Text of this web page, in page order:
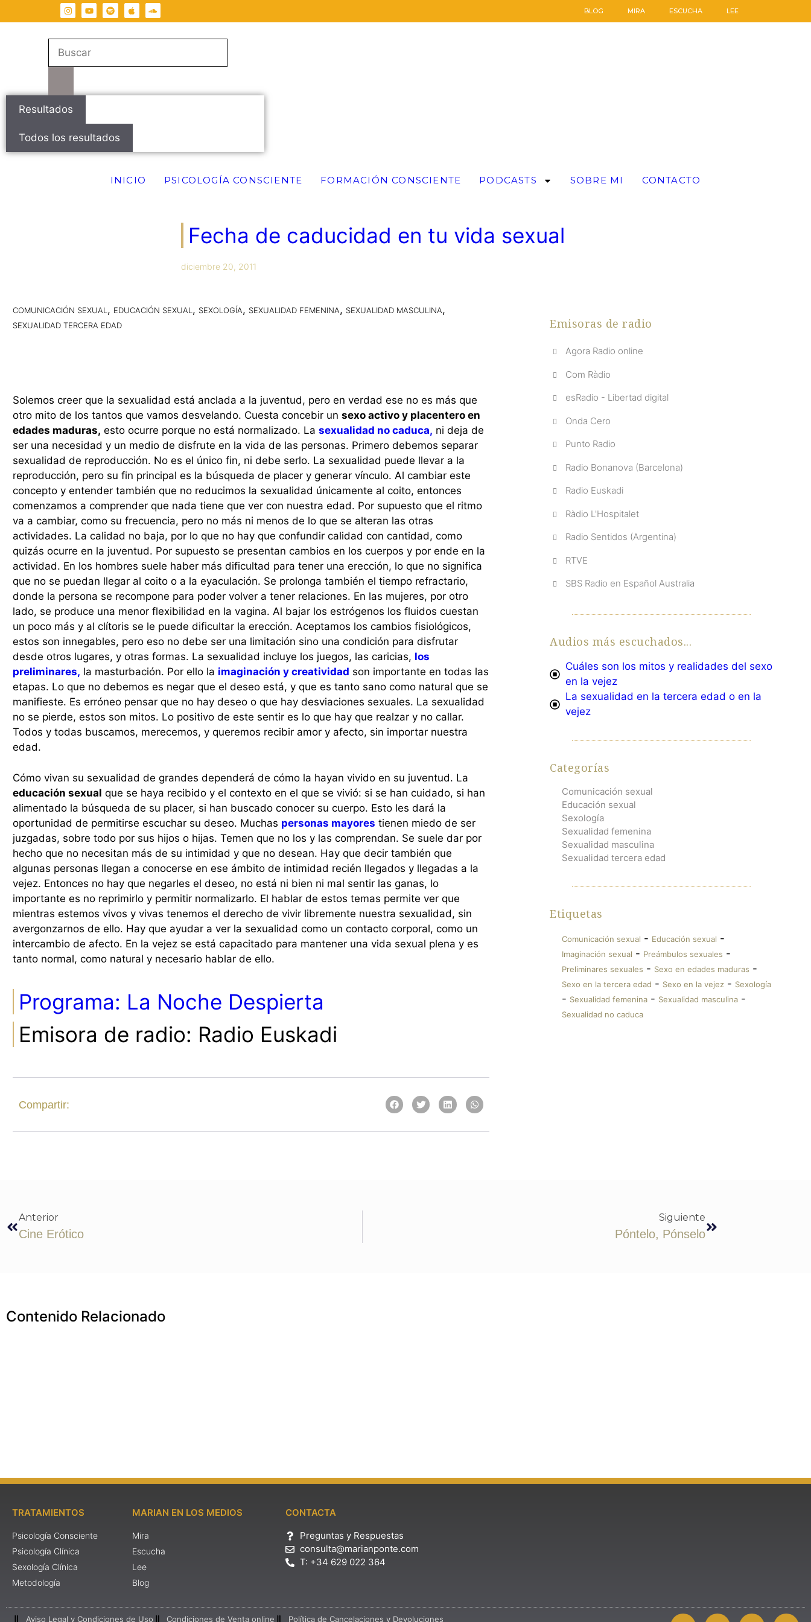
BLOG MIRA ESCUCHA LEE
Resultados
Todos los resultados
INICIO PSICOLOGÍA CONSCIENTE FORMACIÓN CONSCIENTE PODCASTS SOBRE MI CONTACTO
Fecha de caducidad en tu vida sexual
diciembre 20, 2011
COMUNICACIÓN SEXUAL , EDUCACIÓN SEXUAL , SEXOLOGÍA, SEXUALIDAD FEMENINA, SEXUALIDAD MASCULINA,
SEXUALIDAD TERCERA EDAD
Solemos creer que la sexualidad está anclada a la juventud, pero en verdad ese no es más que
otro mito de los tantos que vamos desvelando. Cuesta concebir un sexo activo y placentero en
edades maduras, esto ocurre porque no está normalizado. La sexualidad no caduca, ni deja de
ser una necesidad y un medio de disfrute en la vida de las personas. Primero debemos separar
sexualidad de reproducción. No es el único fin, ni debe serlo. La sexualidad puede llevar a la
reproducción, pero su fin principal es la búsqueda de placer y generar vínculo. Al cambiar este
concepto y entender también que no reducimos la sexualidad únicamente al coito, entonces
comenzamos a comprender que nada tiene que ver con nuestra edad. Por supuesto que el ritmo
va a cambiar, como su frecuencia, pero no más ni menos de lo que se alteran las otras
actividades. La calidad no baja, por lo que no hay que confundir calidad con cantidad, como
quizás ocurre en la juventud. Por supuesto se presentan cambios en los cuerpos y por ende en la
actividad. En los hombres suele haber más dificultad para tener una erección, lo que no significa
que no se puedan llegar al coito o a la eyaculación. Se prolonga también el tiempo refractario,
donde la persona se recompone para poder volver a tener relaciones. En las mujeres, por otro
lado, se produce una menor flexibilidad en la vagina. Al bajar los estrógenos los fluidos cuestan
un poco más y al clítoris se le puede dificultar la erección. Aceptamos los cambios fisiológicos,
estos son innegables, pero eso no debe ser una limitación sino una condición para disfrutar
desde otros lugares, y otras formas. La sexualidad incluye los juegos, las caricias, los
preliminares, la masturbación. Por ello la imaginación y creatividad son importante en todas las
etapas. Lo que no debemos es negar que el deseo está, y que es tanto sano como natural que se
manifieste. Es erróneo pensar que no hay deseo o que hay desviaciones sexuales. La sexualidad
no se pierde, estos son mitos. Lo positivo de este sentir es lo que hay que realzar y no callar.
Todos y todas buscamos, merecemos, y queremos recibir amor y afecto, sin importar nuestra
edad.
Cómo vivan su sexualidad de grandes dependerá de cómo la hayan vivido en su juventud. La
educación sexual que se haya recibido y el contexto en el que se vivió: si se han cuidado, si han
alimentado la búsqueda de su placer, si han buscado conocer su cuerpo. Esto les dará la
oportunidad de permitirse escuchar su deseo. Muchas personas mayores tienen miedo de ser
juzgadas, sobre todo por sus hijos o hijas. Temen que no los y las comprendan. Se suele dar por
hecho que no necesitan más de su intimidad y que no desean. Hay que decir también que
algunas personas llegan a conocerse en ese ámbito de intimidad recién llegados y llegadas a la
vejez. Entonces no hay que negarles el deseo, no está ni bien ni mal sentir las ganas, lo
importante es no reprimirlo y permitir normalizarlo. El hablar de estos temas permite ver que
mientras estemos vivos y vivas tenemos el derecho de vivir libremente nuestra sexualidad, sin
avergonzarnos de ello. Hay que ayudar a ver la sexualidad como un contacto corporal, como un
intercambio de afecto. En la vejez se está capacitado para mantener una vida sexual plena y es
tanto normal, como natural y necesario hablar de ello.
Programa: La Noche Despierta
Emisora de radio: Radio Euskadi
Compartir:
Emisoras de radio
Agora Radio online
Com Ràdio
esRadio - Libertad digital
Onda Cero
Punto Radio
Radio Bonanova (Barcelona)
Radio Euskadi
Ràdio L'Hospitalet
Radio Sentidos (Argentina)
RTVE
SBS Radio en Español Australia
Audios más escuchados...
Cuáles son los mitos y realidades del sexo
en la vejez
La sexualidad en la tercera edad o en la
vejez
Categorías
Comunicación sexual
Educación sexual
Sexología
Sexualidad femenina
Sexualidad masculina
Sexualidad tercera edad
Etiquetas
Comunicación sexual - Educación sexual -
Imaginación sexual - Preámbulos sexuales -
Preliminares sexuales - Sexo en edades maduras -
Sexo en la tercera edad - Sexo en la vejez - Sexología
- Sexualidad femenina - Sexualidad masculina -
Sexualidad no caduca
Anterior
Cine Erótico
Siguiente
Póntelo, Pónselo
Contenido Relacionado
TRATAMIENTOS
Psicología Consciente
Psicología Clínica
Sexología Clínica
Metodología
MARIAN EN LOS MEDIOS
Mira
Escucha
Lee
Blog
CONTACTA
Preguntas y Respuestas
consulta@marianponte.com
T: +34 629 022 364
Aviso Legal y Condiciones de Uso Condiciones de Venta online Política de Cancelaciones y Devoluciones